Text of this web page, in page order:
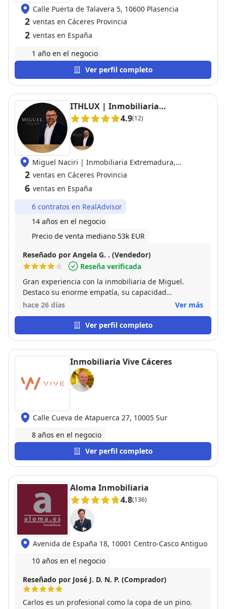
Calle Puerta de Talavera 5, 10600 Plasencia
2 ventas en Cáceres Provincia
2 ventas en España
1 año en el negocio
Ver perfil completo
ITHLUX | Inmobiliaria
Extremadura4.9(12)
Miguel Naciri | Inmobiliaria Extremadura,
06800 Merida
2 ventas en Cáceres Provincia
6 ventas en España
6 contratos en RealAdvisor
14 años en el negocio
Precio de venta mediano 53k EUR
Reseñado por Angela G. . (Vendedor)
Reseña verificada
Gran experiencia con la inmobiliaria de Miguel.
Destaco su enorme empatía, su capacidad
profesional para explicar términos de venta sobre mi
a cada llamada de teléfono correo o wsap . Gracias a
su gestión resolvimos el trámite de forma exitosa y
Recomendable sin duda alguna, dejar nuestra casa
en sus manos es venta segura.
hace 26 días Ver más
Ver perfil completo
Inmobiliaria Vive Cáceres
Calle Cueva de Atapuerca 27, 10005 Sur
8 años en el negocio
Ver perfil completo
Aloma Inmobiliaria
4.8(136)
Avenida de España 18, 10001 Centro-Casco Antiguo
10 años en el negocio
Reseñado por José J. D. N. P. (Comprador)
Carlos es un profesional como la copa de un pino.